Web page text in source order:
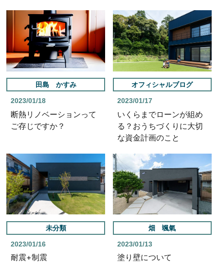
田島 かすみ
2023/01/18
断熱リノベーションって
ご存じですか？
オフィシャルブログ
2023/01/17
いくらまでローンが組め
る？おうちづくりに大切
な資金計画のこと
未分類
2023/01/16
耐震+制震
畑 颯氣
2023/01/13
塗り壁について